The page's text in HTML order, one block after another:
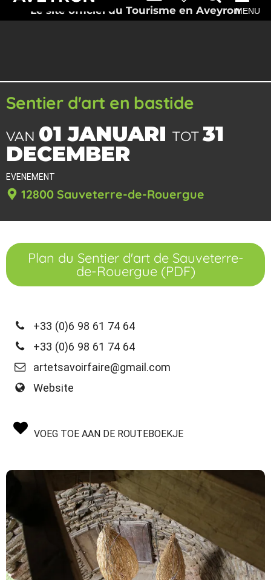
Le site officiel du Tourisme en AveyronMENU
Sentier d'art en bastide
VAN 01 JANUARI TOT 31
DECEMBER
EVENEMENT
12800 Sauveterre-de-Rouergue
Plan du Sentier d'art de Sauveterre-
de-Rouergue (PDF)
+33 (0)6 98 61 74 64
+33 (0)6 98 61 74 64
artetsavoirfaire@gmail.com
Website
VOEG TOE AAN DE ROUTEBOEKJE